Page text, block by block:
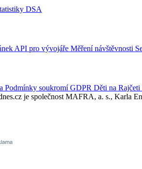
DSA
API pro vývojáře Měření návštěvnosti
Podmínky soukromíGDPR Děti na Rajčeti
je společnost MAFRA, a. s., Karla